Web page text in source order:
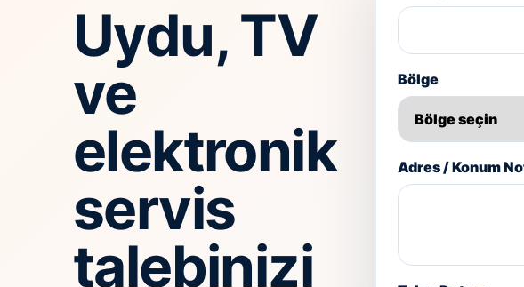
Uydu, TV
ve
elektronik
servis
talebinizi
Bölge
Adres / Konum